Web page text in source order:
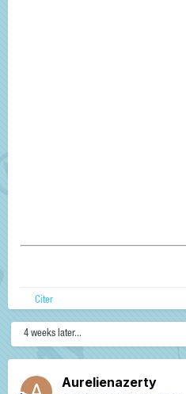
Citer
4 weeks later...
Aurelienazerty